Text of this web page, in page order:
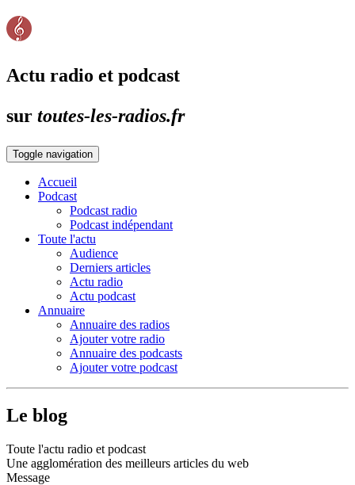
Actu radio et podcast
sur toutes-les-radios.fr
Toggle navigation
Accueil
Podcast
Podcast radio
Podcast indépendant
Toute l'actu
Audience
Derniers articles
Actu radio
Actu podcast
Annuaire
Annuaire des radios
Ajouter votre radio
Annuaire des podcasts
Ajouter votre podcast
Le blog
Toute l'actu radio et podcast
Une agglomération des meilleurs articles du web
Message